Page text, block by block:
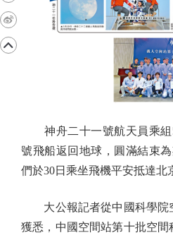
神舟二十一號航天員乘組
號飛船返回地球，圓滿結束
們於30日乘坐飛機平安抵達北
大公報記者從中國科學院
獲悉，中國空間站第十批空